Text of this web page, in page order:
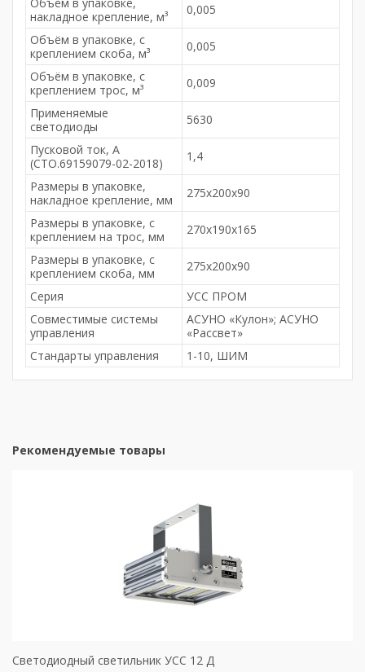
накладное крепление, м³
0,005
Объём в упаковке, с
креплением скоба, м³
0,005
Объём в упаковке, с
креплением трос, м³
0,009
Применяемые
светодиоды
5630
Пусковой ток, А
(СТО.69159079-02-2018)
1,4
Размеры в упаковке,
накладное крепление, мм
275х200х90
Размеры в упаковке, с
креплением на трос, мм
270х190х165
Размеры в упаковке, с
креплением скоба, мм
275х200х90
Серия
УСС ПРОМ
Совместимые системы
управления
АСУНО «Кулон»; АСУНО
«Рассвет»
Стандарты управления
1-10, ШИМ
Рекомендуемые товары
Светодиодный светильник УСС 12 Д